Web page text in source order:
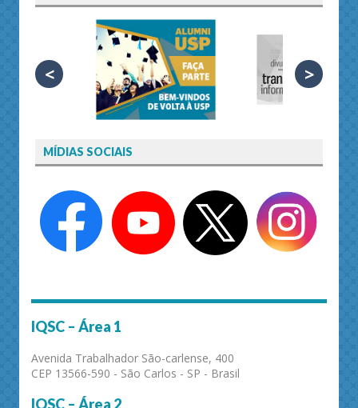
< >
MÍDIAS SOCIAIS
IQSC – Área 1
Avenida Trabalhador São-carlense, 400
CEP 13566-590 - São Carlos - SP - Brasil
IQSC – Área 2